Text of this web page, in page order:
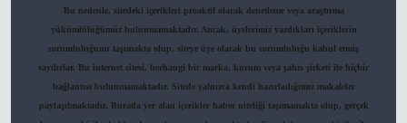
Bu nedenle, sitedeki içerikleri proaktif olarak denetleme veya araştırma
yükümlülüğümüz bulunmamaktadır. Ancak, üyelerimiz yazdıkları içeriklerin
sorumluluğunu taşımakta olup, siteye üye olarak bu sorumluluğu kabul etmiş
sayılırlar. Bu internet sitesi, herhangi bir marka, kurum veya şahıs şirketi ile hiçbir
bağlantısı bulunmamaktadır. Sitede yalnızca kendi hazırladığımız makaleler
paylaşılmaktadır. Burada yer alan içerikler haber niteliği taşımamakta olup, gerçek